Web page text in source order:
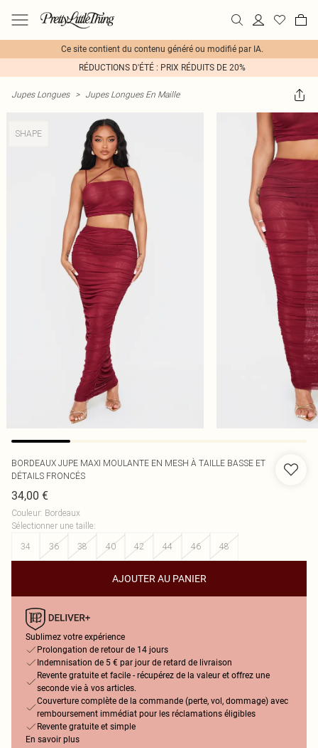
Ce site contient du contenu généré ou modifié par IA.
RÉDUCTIONS D'ÉTÉ : PRIX RÉDUITS DE 20%
Jupes Longues > Jupes Longues En Maille
SHAPE
BORDEAUX JUPE MAXI MOULANTE EN MESH À TAILLE BASSE ET
DÉTAILS FRONCÉS
34,00 €
Couleur: Bordeaux
Sélectionner une taille:
34
36 38 40 42 44 46 48
AJOUTER AU PANIER
Sublimez votre expérience
Prolongation de retour de 14 jours
Indemnisation de 5 € par jour de retard de livraison
Revente gratuite et facile - récupérez de la valeur et offrez une
seconde vie à vos articles.
Couverture complète de la commande (perte, vol, dommage) avec
remboursement immédiat pour les réclamations éligibles
Revente gratuite et simple
En savoir plus